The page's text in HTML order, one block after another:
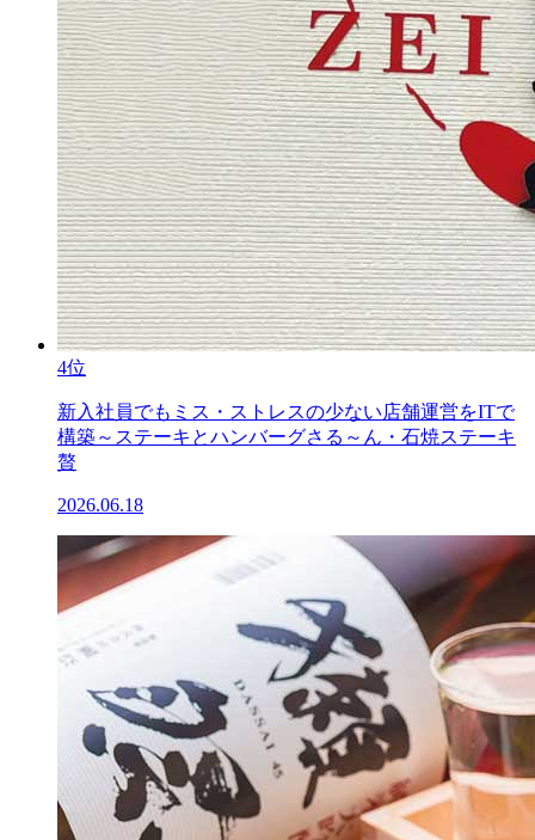
4位
新入社員でもミス・ストレスの少ない店舗運営をITで
構築～ステーキとハンバーグさる～ん・石焼ステーキ
贅
2026.06.18